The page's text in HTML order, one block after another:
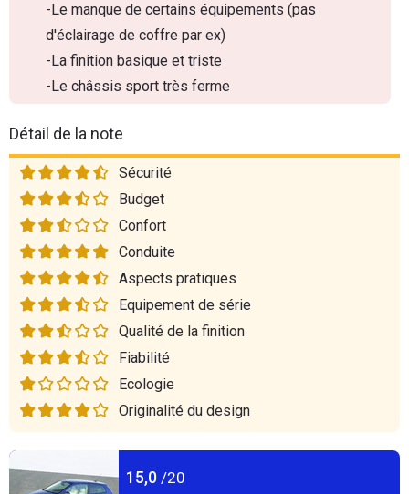
-Le manque de certains équipements (pas
d'éclairage de coffre par ex)
-La finition basique et triste
-Le châssis sport très ferme
Détail de la note
Sécurité
Budget
Confort
Conduite
Aspects pratiques
Equipement de série
Qualité de la finition
Fiabilité
Ecologie
Originalité du design
15,0 /20